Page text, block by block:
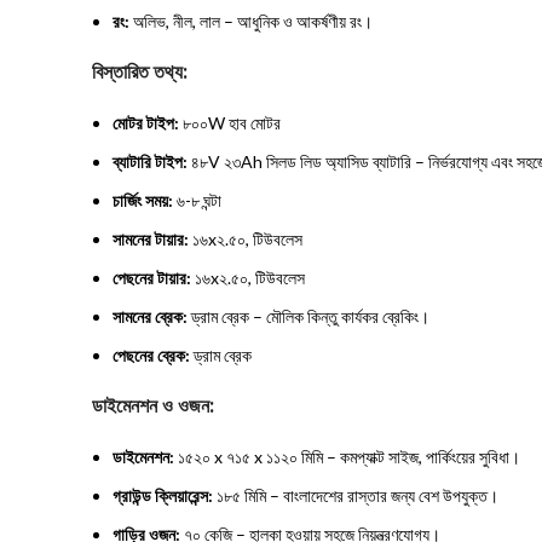
রং: অলিভ, নীল, লাল – আধুনিক ও আকর্ষণীয় রং।
বিস্তারিত তথ্য:
মোটর টাইপ: ৮০০W হাব মোটর
ব্যাটারি টাইপ: ৪৮V ২৩Ah সিলড লিড অ্যাসিড ব্যাটারি – নির্ভরযোগ্য এবং
চার্জিং সময়: ৬-৮ ঘন্টা
সামনের টায়ার: ১৬x২.৫০, টিউবলেস
পেছনের টায়ার: ১৬x২.৫০, টিউবলেস
সামনের ব্রেক:ড্রাম ব্রেক – মৌলিক কিন্তু কার্যকর ব্রেকিং।
পেছনের ব্রেক:ড্রাম ব্রেক
ডাইমেনশন ও ওজন:
ডাইমেনশন: ১৫২০ x ৭১৫ x ১১২০ মিমি – কমপ্যাক্ট সাইজ, পার্কিংয়ের সুবিধা।
গ্রাউন্ড ক্লিয়ারেন্স: ১৮৫ মিমি – বাংলাদেশের রাস্তার জন্য বেশ উপযুক্ত।
গাড়ির ওজন: ৭০ কেজি – হালকা হওয়ায় সহজে নিয়ন্ত্রণযোগ্য।